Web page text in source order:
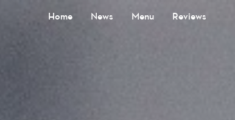
Home News Menu Reviews